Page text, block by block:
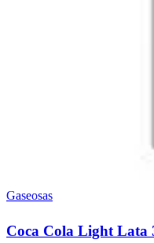
Gaseosas
Coca Cola Light Lata